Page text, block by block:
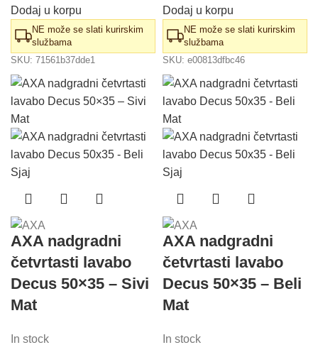
Dodaj u korpu
NE može se slati kurirskim
službama
SKU: 71561b37dde1
Dodaj u korpu
NE može se slati kurirskim
službama
SKU: e00813dfbc46
AXA nadgradni
četvrtasti lavabo
Decus 50×35 – Sivi
Mat
In stock
AXA nadgradni
četvrtasti lavabo
Decus 50×35 – Beli
Mat
In stock